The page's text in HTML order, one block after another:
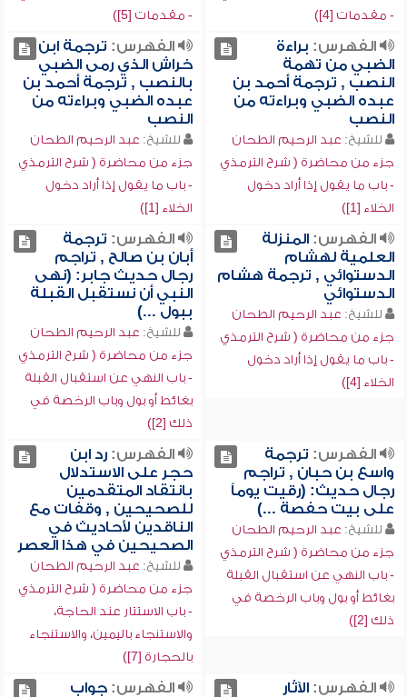
- مقدمات [4])
- مقدمات [5])
الفهرس: براءة
الضبي من تهمة
النصب , ترجمة أحمد بن
عبده الضبي وبراءته من
النصب
للشيخ: عبد الرحيم الطحان
جزء من محاضرة ( شرح الترمذي
- باب ما يقول إذا أراد دخول
الخلاء [1])
الفهرس: ترجمة ابن
خراش الذي رمى الضبي
بالنصب , ترجمة أحمد بن
عبده الضبي وبراءته من
النصب
للشيخ: عبد الرحيم الطحان
جزء من محاضرة ( شرح الترمذي
- باب ما يقول إذا أراد دخول
الخلاء [1])
الفهرس:المنزلة
العلمية لهشام
الدستوائي , ترجمة هشام
الدستوائي
للشيخ: عبد الرحيم الطحان
جزء من محاضرة ( شرح الترمذي
- باب ما يقول إذا أراد دخول
الخلاء [4])
الفهرس: ترجمة
أبان بن صالح , تراجم
رجال حديث جابر: (نهى
النبي أن نستقبل القبلة
ببول ...)
للشيخ: عبد الرحيم الطحان
جزء من محاضرة ( شرح الترمذي
- باب النهي عن استقبال القبلة
بغائط أو بول وباب الرخصة في
ذلك [2])
الفهرس: ترجمة
واسع بن حبان , تراجم
رجال حديث: (رقيت يوماً
على بيت حفصة ...)
للشيخ: عبد الرحيم الطحان
جزء من محاضرة ( شرح الترمذي
- باب النهي عن استقبال القبلة
بغائط أو بول وباب الرخصة في
ذلك [2])
الفهرس:رد ابن
حجر على الاستدلال
بانتقاد المتقدمين
للصحيحين , وقفات مع
الناقدين لأحاديث في
الصحيحين في هذا العصر
للشيخ: عبد الرحيم الطحان
جزء من محاضرة ( شرح الترمذي
- باب الاستتار عند الحاجة،
والاستنجاء باليمين، والاستنجاء
بالحجارة [7])
الفهرس:الآثار
الفهرس:جواب